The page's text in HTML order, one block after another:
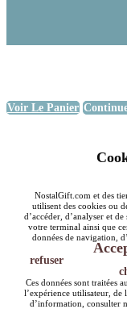
Voir Le Panier
NostalGift.com et des
utilisent des cookies ou
d’accéder, d’analyser et
votre terminal ainsi que
données de navigation,
refuser
Ces données sont traitées
l’expérience utilisateur, de
d’information, consulter